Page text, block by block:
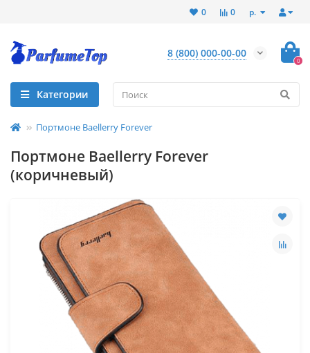
р.
0
0
8 (800) 000-00-00
0
Категории
Портмоне Baellerry Forever
Портмоне Baellerry Forever
(коричневый)